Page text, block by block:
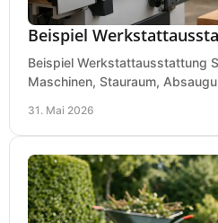
Beispiel
Beispiel Werkstattausstattung
Maschinen, Stauraum,
31. Mai 2026